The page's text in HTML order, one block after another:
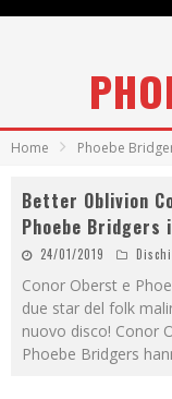
Home Phoebe
Better Oblivion
Phoebe Bridgers
24/01/2019 Dischi
Conor Oberst e
due star del folk
nuovo disco! Conor
Phoebe Bridgers